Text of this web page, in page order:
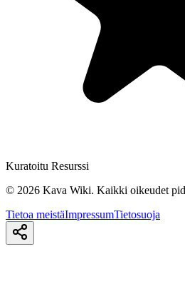
Kuratoitu Resurssi
© 2026 Kava Wiki. Kaikki oikeudet
Tietoa meistäImpressumTietosuoja